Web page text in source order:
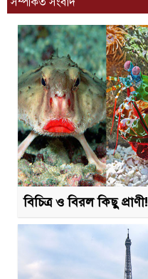
বিচিত্র ও বিরল কিছু প্রাণী!